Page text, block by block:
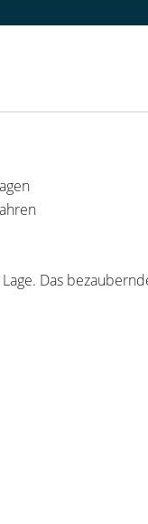
Das